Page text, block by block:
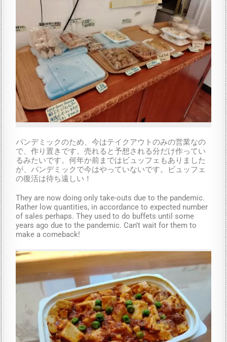
パンデミックのため、今はテイクアウトのみの営業なの
で、作り置きです。売れると予想される分だけ作ってい
るみたいです。何年か前まではビュッフェもありました
が、パンデミックで今はやっていないです。ビュッフェ
の復活は待ち遠しい！
They are now doing only take-outs due to the pandemic.
Rather low quantities, in accordance to expected number
of sales perhaps. They used to do buffets until some
years ago due to the pandemic. Can’t wait for them to
make a comeback!